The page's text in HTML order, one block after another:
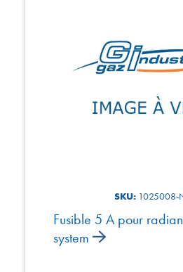
SKU:1025008-
Fusible 5 A pour
system